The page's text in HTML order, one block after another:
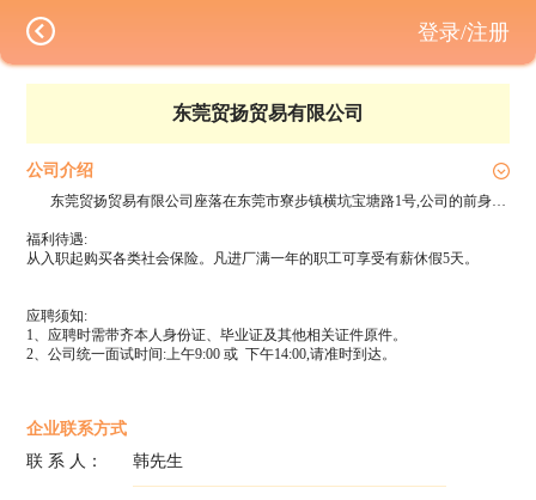
东莞贸扬贸易有限公司
公司介绍
东莞贸扬贸易有限公司座落在东莞市寮步镇横坑宝塘路1号,公司的前身是东莞钜盛鞋业有限公司，是一家经营鞋类（工贸一体）的独资企业。在柬埔寨有一家6000人的工厂，工厂名：升希鞋业有限公司。主要生产品牌WAL、ZARA、GU、建发、富邑、Deichmann、Farylrobin、Target、IF/THEN。
福利待遇:
从入职起购买各类社会保险。凡进厂满一年的职工可享受有薪休假5天。
应聘须知:
1、应聘时需带齐本人身份证、毕业证及其他相关证件原件。
2、公司统一面试时间:上午9:00 或 下午14:00,请准时到达。
企业联系方式
联 系 人：
韩先生
登录/注册